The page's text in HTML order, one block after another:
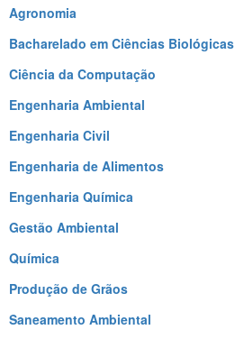
Agronomia
Bacharelado em Ciências Biológicas
Ciência da Computação
Engenharia Ambiental
Engenharia Civil
Engenharia de Alimentos
Engenharia Química
Gestão Ambiental
Química
Produção de Grãos
Saneamento Ambiental